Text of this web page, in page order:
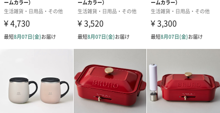
レンジで温めるだけで繰り返し使える
取り出した保温剤を耐熱皿などにのせて、レンジでチンしてお使
いください。繰り返し使うことができます。
くまのカバーは手洗いも可能。清潔に、繰り返し使うことができ
るエコなアイテムです。